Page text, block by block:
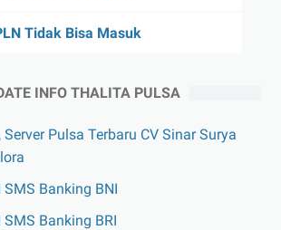
Tidak Bisa Masuk
INFO THALITA PULSA
Pulsa Terbaru CV Sinar Surya
SMS Banking BNI
SMS Banking BRI